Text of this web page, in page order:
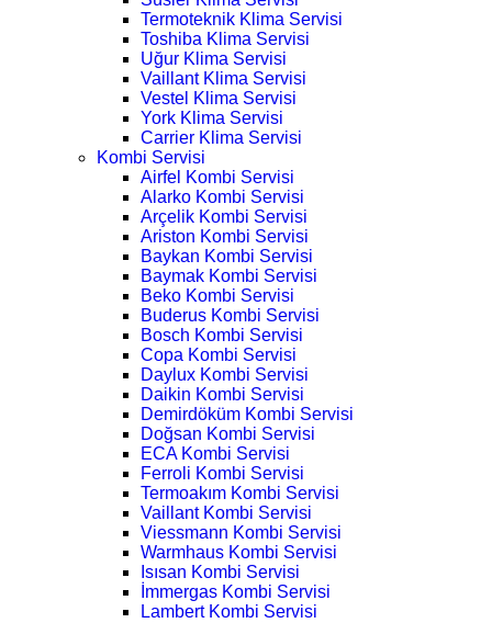
Termoteknik Klima Servisi
Toshiba Klima Servisi
Uğur Klima Servisi
Vaillant Klima Servisi
Vestel Klima Servisi
York Klima Servisi
Carrier Klima Servisi
Kombi Servisi
Airfel Kombi Servisi
Alarko Kombi Servisi
Arçelik Kombi Servisi
Ariston Kombi Servisi
Baykan Kombi Servisi
Baymak Kombi Servisi
Beko Kombi Servisi
Buderus Kombi Servisi
Bosch Kombi Servisi
Copa Kombi Servisi
Daylux Kombi Servisi
Daikin Kombi Servisi
Demirdöküm Kombi Servisi
Doğsan Kombi Servisi
ECA Kombi Servisi
Ferroli Kombi Servisi
Termoakım Kombi Servisi
Vaillant Kombi Servisi
Viessmann Kombi Servisi
Warmhaus Kombi Servisi
Isısan Kombi Servisi
İmmergas Kombi Servisi
Lambert Kombi Servisi